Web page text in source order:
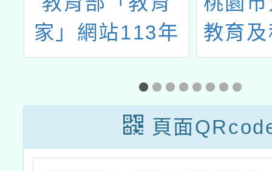
家」網站113年
度徵件活動「教
育旅程中的心靈
成長」
教育
114年
師
頁面